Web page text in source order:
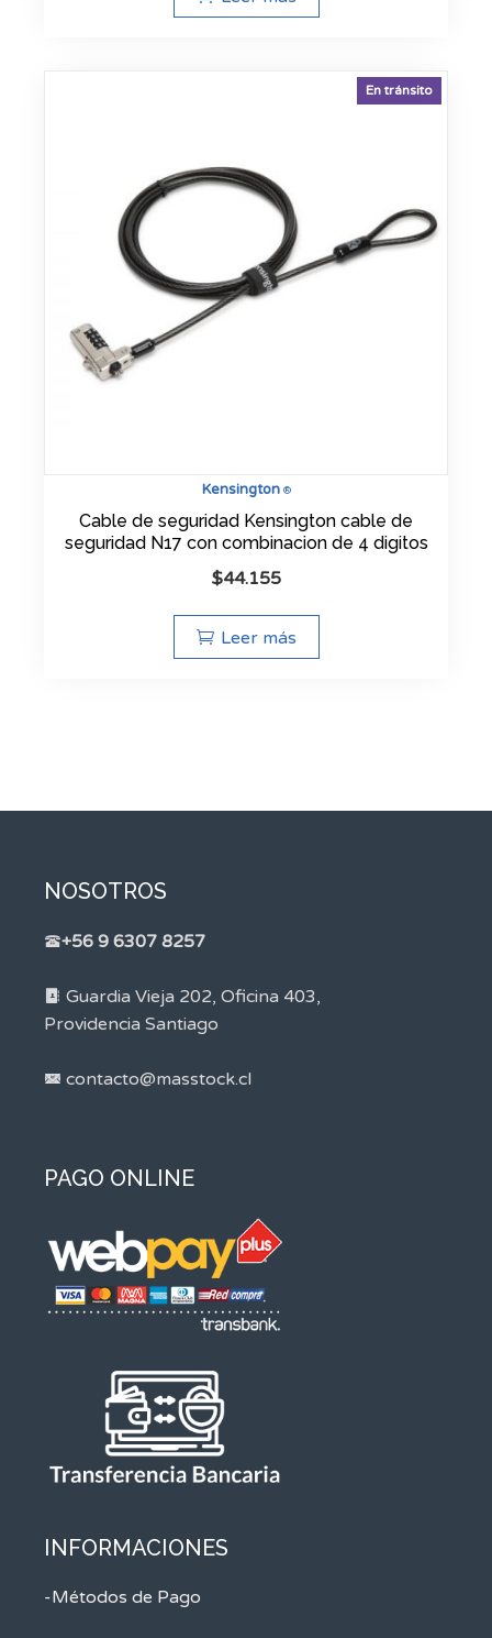
Kensington®
En tránsito
Cable de seguridad Kensington cable de
seguridad N17 con combinacion de 4 digitos
$44.155
Leer más
NOSOTROS
+56 9 6307 8257
Guardia Vieja 202, Oficina 403,
Providencia Santiago
contacto@masstock.cl
PAGO ONLINE
INFORMACIONES
-Métodos de Pago